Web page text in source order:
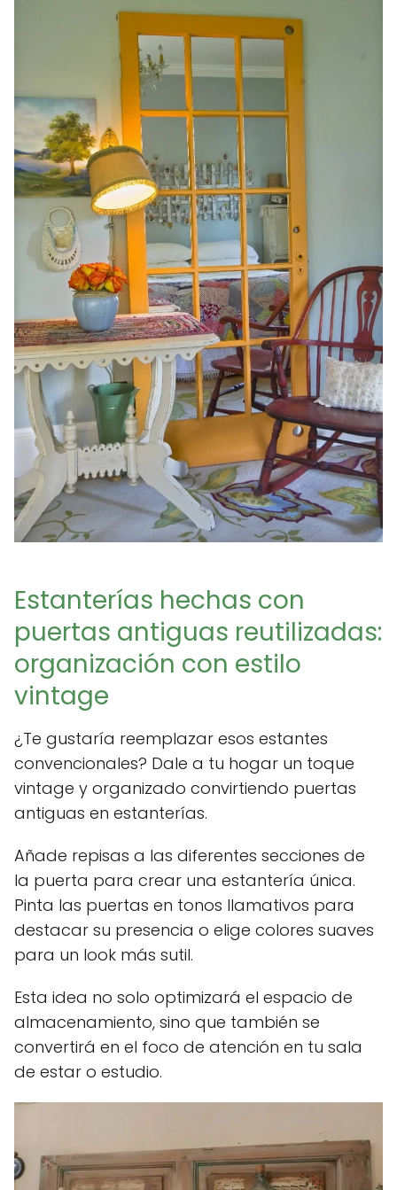
Estanterías hechas con
puertas antiguas reutilizadas:
organización con estilo
vintage
¿Te gustaría reemplazar esos estantes
convencionales? Dale a tu hogar un toque
vintage y organizado convirtiendo puertas
antiguas en estanterías.
Añade repisas a las diferentes secciones de
la puerta para crear una estantería única.
Pinta las puertas en tonos llamativos para
destacar su presencia o elige colores suaves
para un look más sutil.
Esta idea no solo optimizará el espacio de
almacenamiento, sino que también se
convertirá en el foco de atención en tu sala
de estar o estudio.